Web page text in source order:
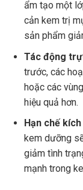
ẩm tạo một
cản kem trị
sản phẩm
Tác động
trước, các
hoặc các
hiệu quả hơn.
Hạn chế
kem dưỡng
giảm tình
mạnh trong